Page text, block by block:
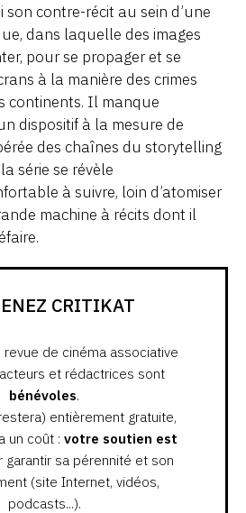
contre-récit au sein d’une
dans laquelle des images
pour se propager et se
à la manière des crimes
continents. Il manque
dispositif à la mesure de
des chaînes du storytelling
série se révèle
à suivre, loin d’atomiser
machine à récits dont il
CRITIKAT
revue de cinéma associative
et rédactrices sont
bénévoles.
entièrement gratuite,
un coût : votre soutien est
sa pérennité et son
(site Internet, vidéos,
podcasts...).